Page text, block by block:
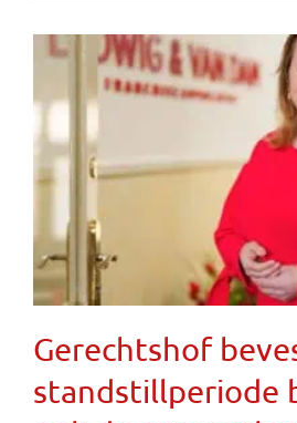
Gerechtshof
standstillperiode